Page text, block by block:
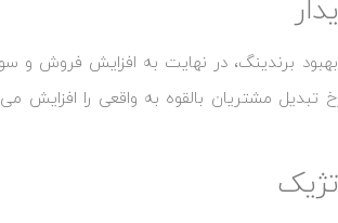
بهبود برندینگ، در نهایت به افزایش فروش و
مشتریان بالقوه به واقعی را افزایش